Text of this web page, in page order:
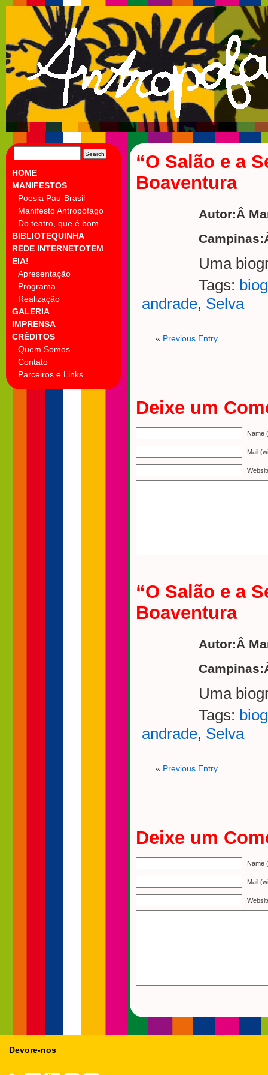
FOR:
HOME
MANIFESTOS
Poesia Pau-Brasil
Manifesto Antropófago
Do teatro, que é bom
BIBLIOTEQUINHA
REDE INTERNETOTEM
EIA!
Apresentação
Programa
Realização
GALERIA
IMPRENSA
CRÉDITOS
Quem Somos
Contato
Parceiros e Links
“O Salão e a
Boaventura
Autor:Â
Uma
Tags:
andrade, Selva
« Previous Entry
Deixe um
Name
Mail
“O Salão e a
Boaventura
Autor:Â
Uma
Tags:
andrade, Selva
« Previous Entry
Deixe um
Name
Mail
Devore-nos